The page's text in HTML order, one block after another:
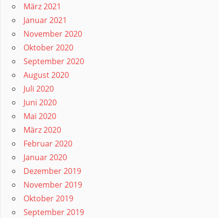
März 2021
Januar 2021
November 2020
Oktober 2020
September 2020
August 2020
Juli 2020
Juni 2020
Mai 2020
März 2020
Februar 2020
Januar 2020
Dezember 2019
November 2019
Oktober 2019
September 2019